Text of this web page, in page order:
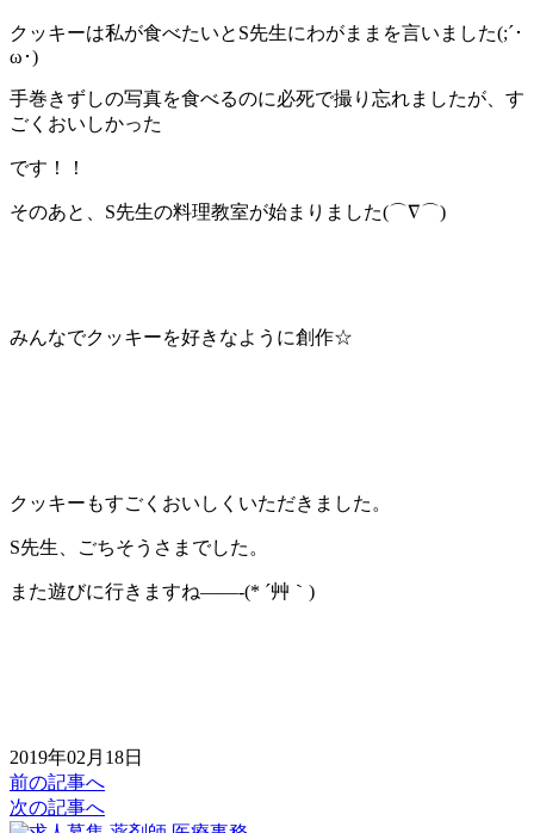
クッキーは私が食べたいとS先生にわがままを言いました(;´･
ω･)
手巻きずしの写真を食べるのに必死で撮り忘れましたが、す
ごくおいしかった
です！！
そのあと、S先生の料理教室が始まりました(⌒∇⌒)
みんなでクッキーを好きなように創作☆
クッキーもすごくおいしくいただきました。
S先生、ごちそうさまでした。
また遊びに行きますね——-(* ´艸｀)
2019年02月18日
前の記事へ
次の記事へ